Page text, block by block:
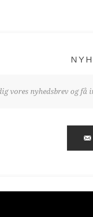
vores nyhedsbrev og